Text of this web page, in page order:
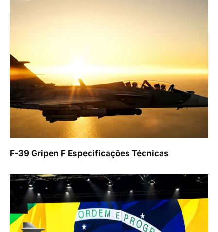
F-39 Gripen F Especificações Técnicas